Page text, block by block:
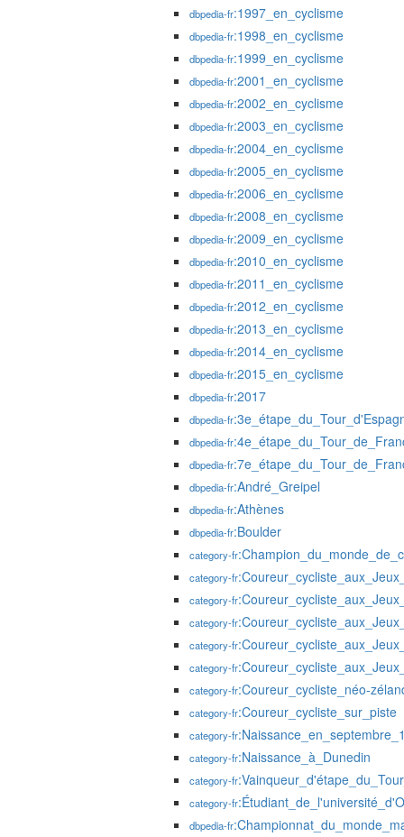
dbpedia-fr:1997_en_cyclisme
dbpedia-fr:1998_en_cyclisme
dbpedia-fr:1999_en_cyclisme
dbpedia-fr:2001_en_cyclisme
dbpedia-fr:2002_en_cyclisme
dbpedia-fr:2003_en_cyclisme
dbpedia-fr:2004_en_cyclisme
dbpedia-fr:2005_en_cyclisme
dbpedia-fr:2006_en_cyclisme
dbpedia-fr:2008_en_cyclisme
dbpedia-fr:2009_en_cyclisme
dbpedia-fr:2010_en_cyclisme
dbpedia-fr:2011_en_cyclisme
dbpedia-fr:2012_en_cyclisme
dbpedia-fr:2013_en_cyclisme
dbpedia-fr:2014_en_cyclisme
dbpedia-fr:2015_en_cyclisme
dbpedia-fr:2017
dbpedia-fr
dbpedia-fr
dbpedia-fr
dbpedia-fr:André_Greipel
dbpedia-fr:Athènes
dbpedia-fr:Boulder
category-fr
category-fr
category-fr
category-fr
category-fr
category-fr
category-fr:Coureur_cycliste_néo-
category-fr:Coureur_cycliste_sur_piste
category-fr
category-fr:Naissance_à_Dunedin
category-fr
category-fr
dbpedia-fr